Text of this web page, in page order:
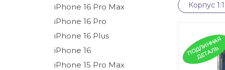
iPhone 16 Pro Max
iPhone 16 Pro
iPhone 16 Plus
iPhone 16
iPhone 15 Pro Max
Корпус
П
О
Д
Л
И
Н
Н
А
Я
Д
Е
Т
А
Л
Ь